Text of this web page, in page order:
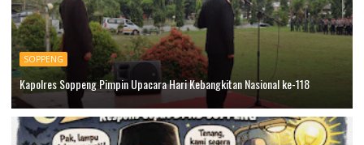
SOPPENG
Kapolres Soppeng Pimpin Upacara Hari Kebangkitan Nasional ke-118